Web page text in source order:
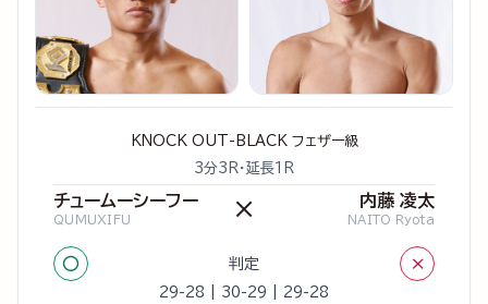
KNOCK OUT-BLACK フェザー級
3分3R・延長1R
チュームーシーフー
QUMUXIFU × 内藤 凌太
NAITO Ryota
○ 判定 ×
29-28 | 30-29 | 29-28